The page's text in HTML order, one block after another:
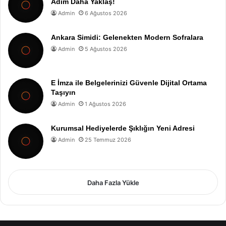
Admin 6 Ağustos 2026
Ankara Simidi: Gelenekten Modern Sofralara
Admin 5 Ağustos 2026
E İmza ile Belgelerinizi Güvenle Dijital Ortama
Taşıyın
Admin 1 Ağustos 2026
Kurumsal Hediyelerde Şıklığın Yeni Adresi
Admin 25 Temmuz 2026
Daha Fazla Yükle